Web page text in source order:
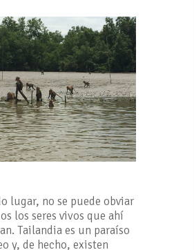
lugar, no se puede obviar
los seres vivos que ahí
Tailandia es un paraíso
y, de hecho, existen